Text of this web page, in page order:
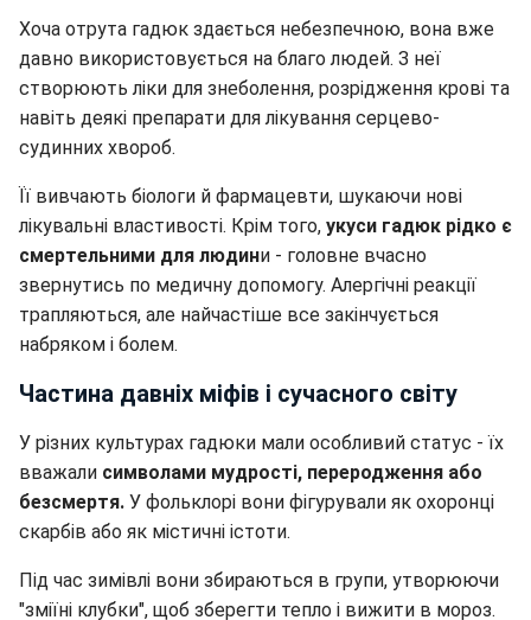
Хоча отрута гадюк здається небезпечною, вона вже
давно використовується на благо людей. З неї
створюють ліки для знеболення, розрідження крові та
навіть деякі препарати для лікування серцево-
судинних хвороб.
Її вивчають біологи й фармацевти, шукаючи нові
лікувальні властивості. Крім того, укуси гадюк рідко є
смертельними для людини - головне вчасно
звернутись по медичну допомогу. Алергічні реакції
трапляються, але найчастіше все закінчується
набряком і болем.
Частина давніх міфів і сучасного світу
У різних культурах гадюки мали особливий статус - їх
вважали символами мудрості, переродження або
безсмертя. У фольклорі вони фігурували як охоронці
скарбів або як містичні істоти.
Під час зимівлі вони збираються в групи, утворюючи
"зміїні клубки", щоб зберегти тепло і вижити в мороз.